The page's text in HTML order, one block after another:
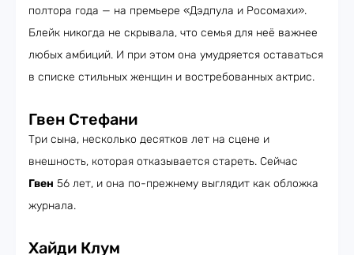
полтора года — на премьере «Дэдпула и Росомахи».
Блейк никогда не скрывала, что семья для неё важнее
любых амбиций. И при этом она умудряется оставаться
в списке стильных женщин и востребованных актрис.
Гвен Стефани
Три сына, несколько десятков лет на сцене и
внешность, которая отказывается стареть. Сейчас
Гвен 56 лет, и она по-прежнему выглядит как обложка
журнала.
Хайди Клум